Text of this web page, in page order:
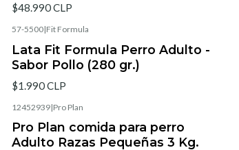
$48.990 CLP
57-5500|Fit Formula
Lata Fit Formula Perro Adulto -
Sabor Pollo (280 gr.)
$1.990 CLP
12452939|Pro Plan
Pro Plan comida para perro
Adulto Razas Pequeñas 3 Kg.